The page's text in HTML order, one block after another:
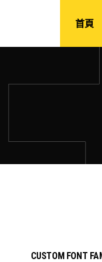
首頁
CUSTOM FONT